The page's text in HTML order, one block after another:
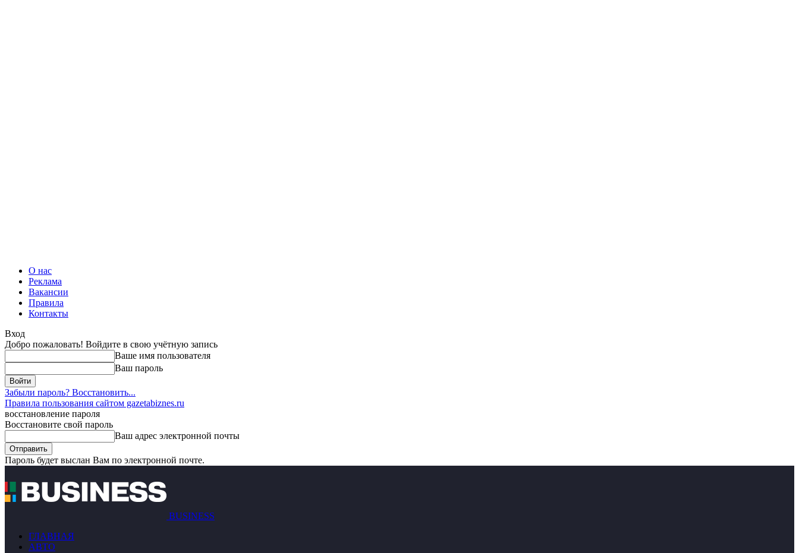
О нас
Реклама
Вакансии
Правила
Контакты
Вход
Добро пожаловать! Войдите в свою учётную запись
Ваше имя пользователя
Ваш пароль
Забыли пароль? Восстановить...
Правила пользования сайтом gazetabiznes.ru
восстановление пароля
Восстановите свой пароль
Ваш адрес электронной почты
Пароль будет выслан Вам по электронной почте.
BUSINESS
ГЛАВНАЯ
АВТО